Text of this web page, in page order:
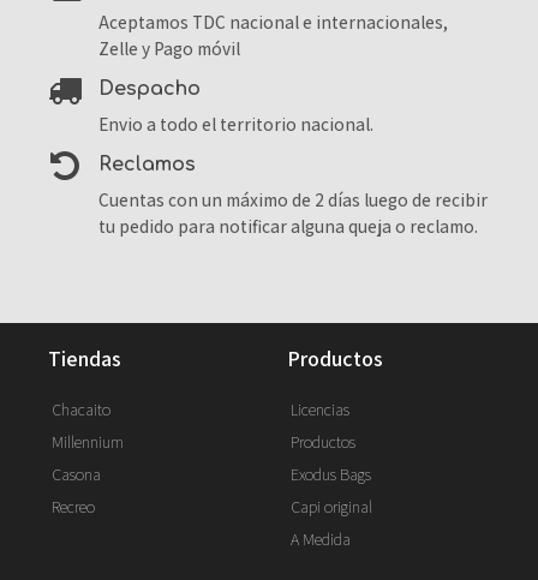
Aceptamos TDC nacional e internacionales,
Zelle y Pago móvil
despacho
Envio a todo el territorio nacional.
reclamos
Cuentas con un máximo de 2 días luego de recibir
tu pedido para notificar alguna queja o reclamo.
tiendas
Chacaito
Millennium
Casona
Recreo
productos
Licencias
Productos
Exodus Bags
Capi original
A Medida